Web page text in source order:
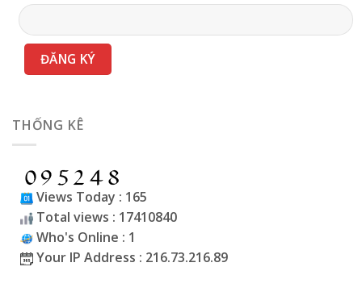
THỐNG KÊ
Views Today : 165
Total views : 17410840
Who's Online : 1
Your IP Address : 216.73.216.89